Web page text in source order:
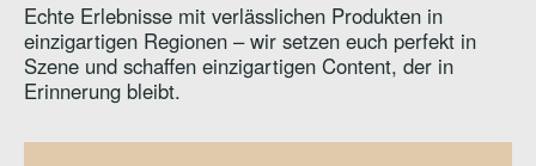
Echte Erlebnisse mit verlässlichen Produkten in
einzigartigen Regionen – wir setzen euch perfekt in
Szene und schaffen einzigartigen Content, der in
Erinnerung bleibt.